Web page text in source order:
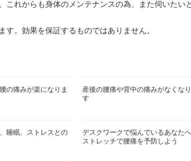
これからも身体のメンテナンスの為、また伺いたい
。効果を保証するものではありません。
の痛みが楽になりま
産後の腰痛や背中の痛みがなくな
す
睡眠、ストレスとの
デスクワークで悩んでいるあなた
ストレッチで腰痛を予防しよう